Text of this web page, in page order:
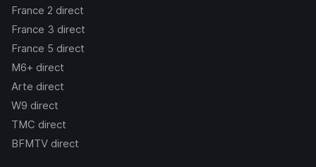
France 2 direct
France 3 direct
France 5 direct
M6+ direct
Arte direct
W9 direct
TMC direct
BFMTV direct